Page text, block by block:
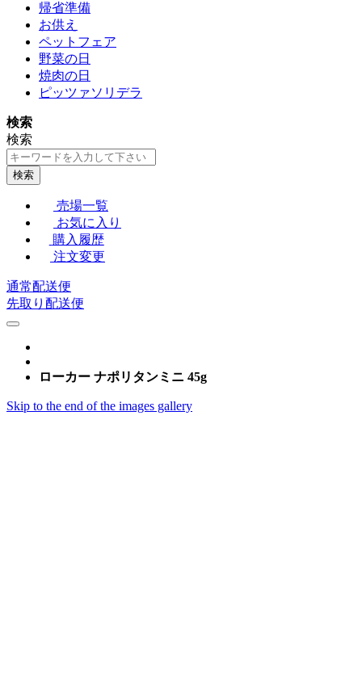
帰省準備
お供え
ペットフェア
野菜の日
焼肉の日
ピッツァソリデラ
検索
検索
検索
売場一覧
お気に入り
購入履歴
注文変更
通常配送便
先取り配送便
ローカー ナポリタンミニ 45g
Skip to the end of the images gallery